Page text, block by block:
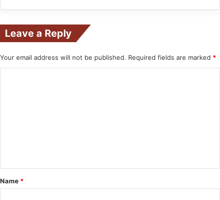
Leave a Reply
Your email address will not be published. Required fields are marked *
*
Name *